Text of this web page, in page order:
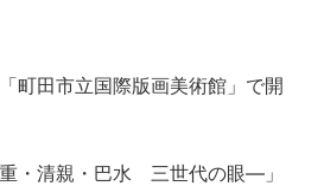
町田市立国際版画美術館」で開
・清親・巴水 三世代の眼―」